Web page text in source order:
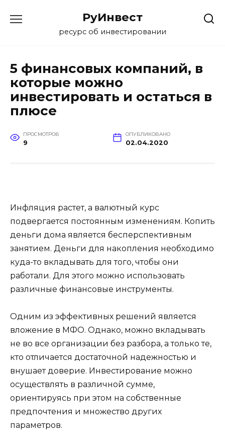
РуИнвест
ресурс об инвестировании
5 финансовых компаний, в
которые можно
инвестировать и остаться в
плюсе
ПРОСМОТРОВ
9
ОПУБЛИКОВАНО
02.04.2020
Инфляция растет, а валютный курс
подвергается постоянным изменениям. Копить
деньги дома является бесперспективным
занятием. Деньги для накопления необходимо
куда-то вкладывать для того, чтобы они
работали. Для этого можно использовать
различные финансовые инструменты.
Одним из эффективных решений является
вложение в МФО. Однако, можно вкладывать
не во все организации без разбора, а только те,
кто отличается достаточной надежностью и
внушает доверие. Инвестирование можно
осуществлять в различной сумме,
ориентируясь при этом на собственные
предпочтения и множество других
параметров.